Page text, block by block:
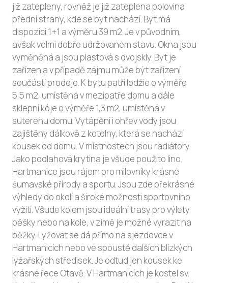
již zatepleny, rovněž je již zateplena polovina
přední strany, kde se byt nachází. Byt má
dispozici 1+1 a výměru 39 m2. Je v původním,
avšak velmi dobře udržovaném stavu. Okna jsou
vyměněná a jsou plastová s dvojskly. Byt je
zařízen a v případě zájmu může být zařízení
součástí prodeje. K bytu patří lodžie o výměře
5,5 m2, umístěná v mezipatře domu a dále
sklepní kóje o výměře 1,3 m2, umístěná v
suterénu domu. Vytápění i ohřev vody jsou
zajištěny dálkově z kotelny, která se nachází
kousek od domu. V místnostech jsou radiátory.
Jako podlahová krytina je všude použito lino.
Hartmanice jsou rájem pro milovníky krásné
šumavské přírody a sportu. Jsou zde překrásné
výhledy do okolí a široké možnosti sportovního
vyžití. Všude kolem jsou ideální trasy pro výlety
pěšky nebo na kole, v zimě je možné vyrazit na
běžky. Lyžovat se dá přímo na sjezdovce v
Hartmanicích nebo ve spoustě dalších blízkých
lyžařských středisek. Je odtud jen kousek ke
krásné řece Otavě. V Hartmanicích je kostel sv.